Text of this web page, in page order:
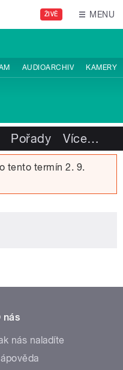
ŽIVĚ MENU
AUDIOARCHIV KAMERY
Pořady Více…
tento termín 2. 9.
nás
nás naladíte